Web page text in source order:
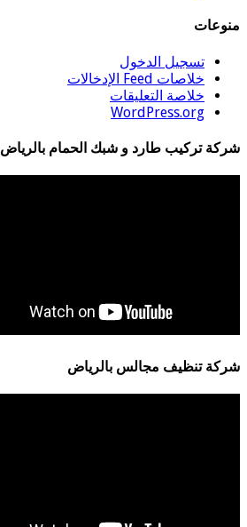
منوعات
تسجيل الدخول
خلاصات Feed الإدخالات
خلاصة التعليقات
WordPress.org
شركة تركيب طارد و شبك الحمام بالرياض
شركة تنظيف مجالس بالرياض